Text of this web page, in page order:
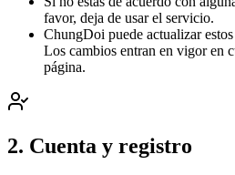
favor, deja de usar el servicio.
ChungDoi puede actualizar
Los cambios entran en vigor en
página.
2. Cuenta y registro